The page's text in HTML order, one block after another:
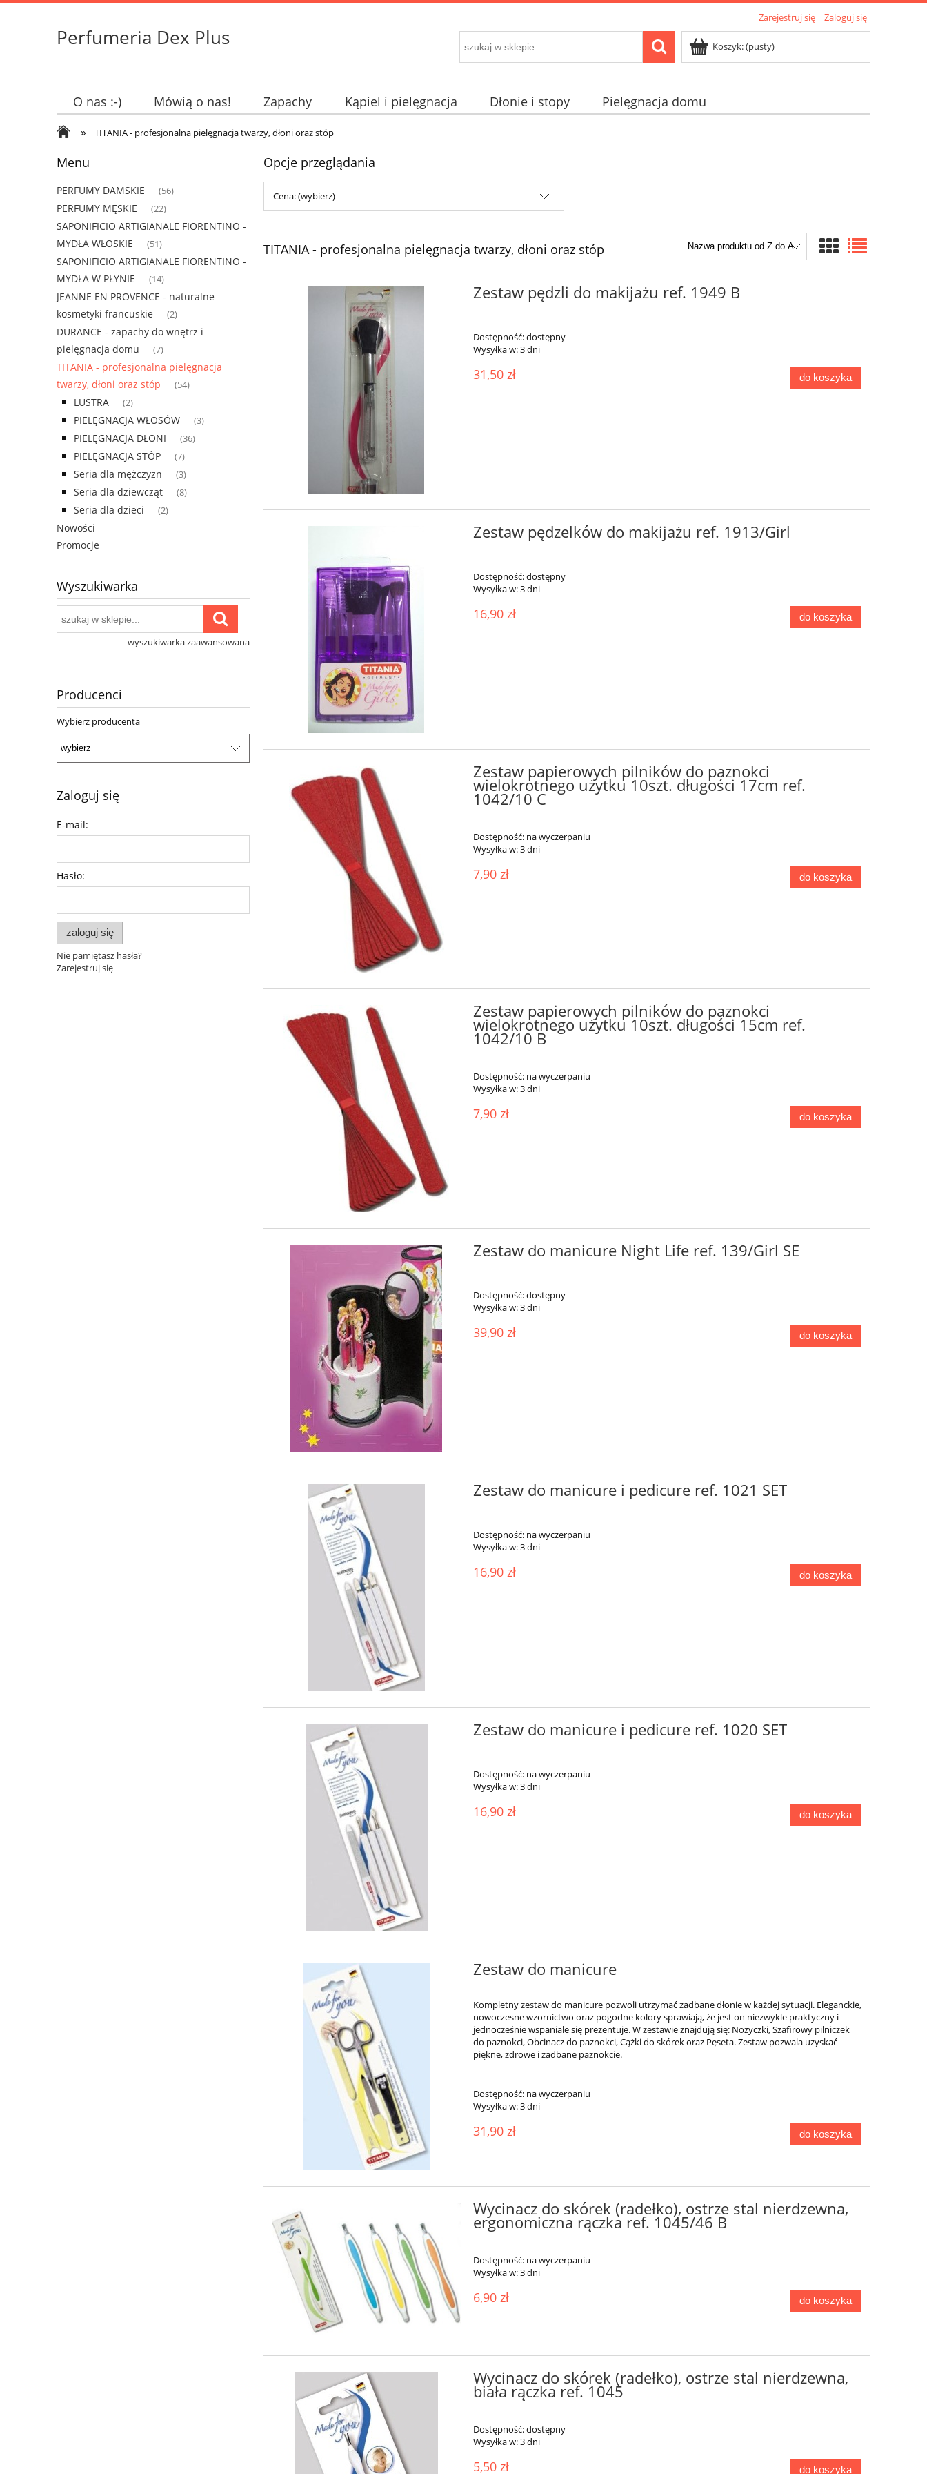
Zarejestruj się Zaloguj się
Perfumeria Dex Plus Koszyk:(pusty)
O nas :-) Mówią o nas! Zapachy Kąpiel i pielęgnacja Dłonie i stopy Pielęgnacja domu
» TITANIA - profesjonalna pielęgnacja twarzy, dłoni oraz stóp
Menu
PERFUMY DAMSKIE (56)
PERFUMY MĘSKIE (22)
SAPONIFICIO ARTIGIANALE FIORENTINO -
MYDŁA WŁOSKIE
(51)
SAPONIFICIO ARTIGIANALE FIORENTINO -
MYDŁA W PŁYNIE
(14)
JEANNE EN PROVENCE - naturalne
kosmetyki francuskie
(2)
DURANCE - zapachy do wnętrz i
pielęgnacja domu
(7)
TITANIA - profesjonalna pielęgnacja
twarzy, dłoni oraz stóp
(54)
LUSTRA (2)
PIELĘGNACJA WŁOSÓW (3)
PIELĘGNACJA DŁONI (36)
PIELĘGNACJA STÓP (7)
Seria dla mężczyzn (3)
Seria dla dziewcząt (8)
Seria dla dzieci (2)
Nowości
Promocje
Wyszukiwarka
wyszukiwarka zaawansowana
Producenci
Wybierz producenta
Zaloguj się
E-mail:
Hasło:
zaloguj się
Nie pamiętasz hasła?
Zarejestruj się
Opcje przeglądania
Cena: (wybierz)
TITANIA - profesjonalna pielęgnacja twarzy, dłoni oraz stóp
Zestaw pędzli do makijażu ref. 1949 B
Dostępność:dostępny
Wysyłka w:3 dni
31,50 zł do koszyka
Zestaw pędzelków do makijażu ref. 1913/Girl
Dostępność:dostępny
Wysyłka w:3 dni
16,90 zł do koszyka
Zestaw papierowych pilników do paznokci
wielokrotnego użytku 10szt. długości 17cm ref.
1042/10 C
Dostępność: na wyczerpaniu
Wysyłka w:3 dni
7,90 zł do koszyka
Zestaw papierowych pilników do paznokci
wielokrotnego użytku 10szt. długości 15cm ref.
1042/10 B
Dostępność: na wyczerpaniu
Wysyłka w:3 dni
7,90 zł do koszyka
Zestaw do manicure Night Life ref. 139/Girl SE
Dostępność:dostępny
Wysyłka w:3 dni
39,90 zł do koszyka
Zestaw do manicure i pedicure ref. 1021 SET
Dostępność: na wyczerpaniu
Wysyłka w:3 dni
16,90 zł do koszyka
Zestaw do manicure i pedicure ref. 1020 SET
Dostępność: na wyczerpaniu
Wysyłka w:3 dni
16,90 zł do koszyka
Zestaw do manicure
Kompletny zestaw do manicure pozwoli utrzymać zadbane dłonie w każdej sytuacji. Eleganckie,
nowoczesne wzornictwo oraz pogodne kolory sprawiają, że jest on niezwykle praktyczny i
jednocześnie wspaniale się prezentuje. W zestawie znajdują się: Nożyczki, Szafirowy pilniczek
do paznokci, Obcinacz do paznokci, Cążki do skórek oraz Pęseta. Zestaw pozwala uzyskać
piękne, zdrowe i zadbane paznokcie. ​
Dostępność: na wyczerpaniu
Wysyłka w:3 dni
31,90 zł do koszyka
Wycinacz do skórek (radełko), ostrze stal nierdzewna,
ergonomiczna rączka ref. 1045/46 B
Dostępność: na wyczerpaniu
Wysyłka w:3 dni
6,90 zł do koszyka
Wycinacz do skórek (radełko), ostrze stal nierdzewna,
biała rączka ref. 1045
Dostępność:dostępny
Wysyłka w:3 dni
5,50 zł do koszyka